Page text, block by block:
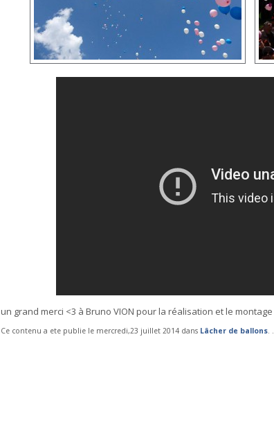
un grand merci <3 à Bruno VION pour la réalisation et le
Ce contenu a ete publie le mercredi,23 juillet 2014 dans Lâcher de ballons.